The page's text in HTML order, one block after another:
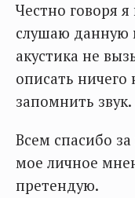
Честно говоря
слушаю данную
акустика не
описать ничего
запомнить звук.
Всем спасибо
мое личное
претендую.